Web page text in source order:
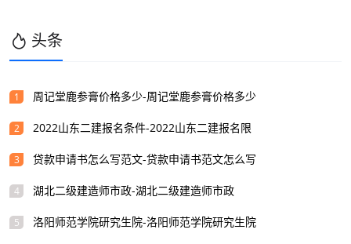
头条
1 周记堂鹿参膏价格多少-周记堂鹿参膏价格多少
2 2022山东二建报名条件-2022山东二建报名限
3 贷款申请书怎么写范文-贷款申请书范文怎么写
4 湖北二级建造师市政-湖北二级建造师市政
5 洛阳师范学院研究生院-洛阳师范学院研究生院